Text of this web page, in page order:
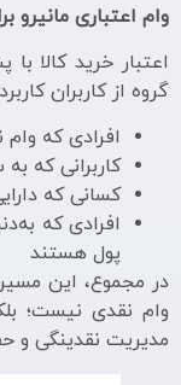
وام اعتباری
اعتبار خرید کالا
گروه از کاربران
افرادی که
کاربرانی که به سقف بالاتری
کسانی که
افرادی که
پول هستند
در مجموع، این
وام نقدی نیست؛
مدیریت نقدینگی و